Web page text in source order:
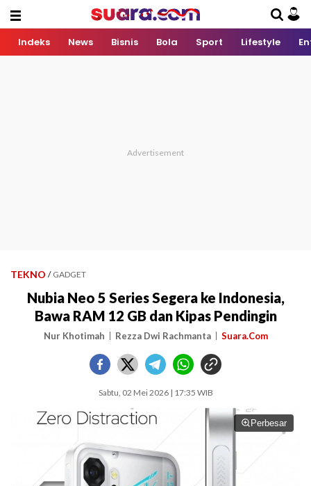
Indeks News Bisnis Bola Sport Lifestyle
TEKNO / GADGET
Nubia Neo 5 Series Segera ke Indonesia,
Bawa RAM 12 GB dan Kipas Pendingin
Nur Khotimah Rezza Dwi Rachmanta Suara.Com
Sabtu, 02 Mei 2026 | 17:35 WIB
Perbesar